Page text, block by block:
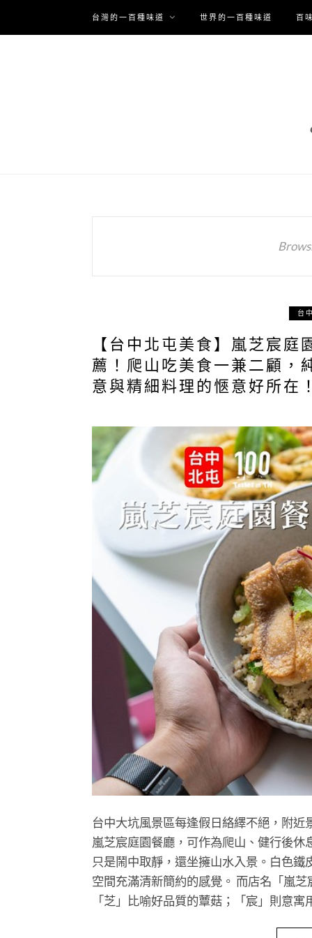
台灣的一百種味道 世界的一百種味道 百
台
【台中北屯美食】嵐芝宸
薦！爬山吃美食一兼二顧，
意與精細料理的愜意好所在！
台中大坑風景區每逢假日絡繹不絕，附
嵐芝宸庭園餐廳，可作為爬山、健行後
只是鬧中取靜，還坐擁山水入景。白色
空間充滿清新簡約的感覺。 而店名「嵐
「芝」比喻好品質的蕈菇；「宸」則意